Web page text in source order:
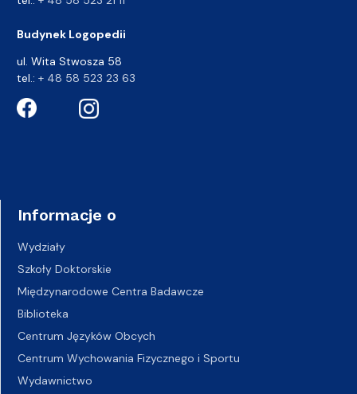
Budynek Logopedii
ul. Wita Stwosza 58
tel.: + 48 58 523 23 63
Informacje o
Wydziały
Szkoły Doktorskie
Międzynarodowe Centra Badawcze
Biblioteka
Centrum Języków Obcych
Centrum Wychowania Fizycznego i Sportu
Wydawnictwo